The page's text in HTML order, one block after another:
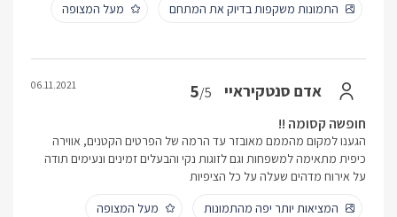
התמונות משקפות בדיוק את המתחם
מעל המצופה
אדם סנטקיראיי 5/5
06.11.2021
חופשה קסומה !!
הגענו למקום מהממם מאובזר עד הרמה של הפרטים הקטנים, אווירה
כיפית מתאימה למשפחות וגם לזוגות נקי והבעלים זמינים ונעימים תודה
על אירוח מדהים שעלה על כל הציפיות
המציאות יותר יפה מהתמונות
מעל המצופה